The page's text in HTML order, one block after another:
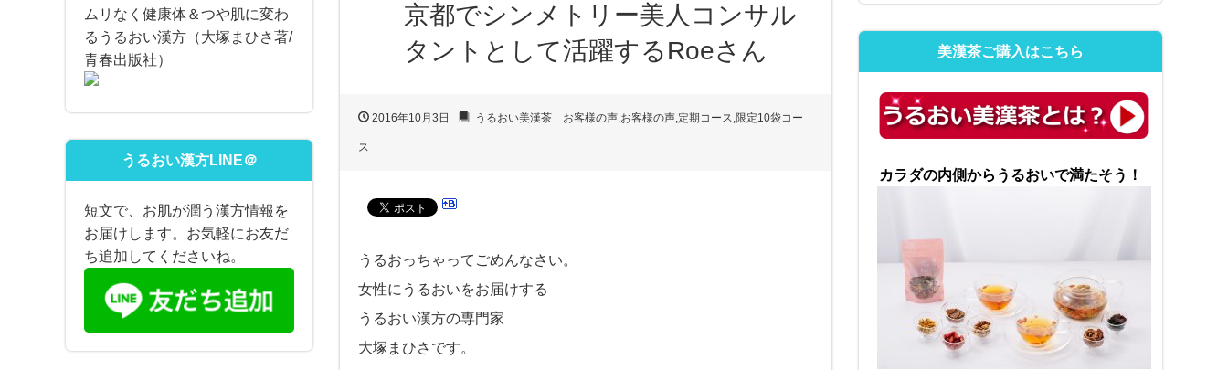
京都でシンメトリー美人コンサル
タントとして活躍するRoeさん
2016年10月3日 うるおい美漢茶 お客様の声,お客様の声,定期コース,限定10袋コー
ス
うるおっちゃってごめんなさい。
女性にうるおいをお届けする
うるおい漢方の専門家
大塚まひさです。
ムリなく健康体＆つや肌に変わ
るうるおい漢方（大塚まひさ著/
青春出版社）
うるおい漢方LINE＠
短文で、お肌が潤う漢方情報を
お届けします。お気軽にお友だ
ち追加してくださいね。
美漢茶ご購入はこちら
カラダの内側からうるおいで満たそう！